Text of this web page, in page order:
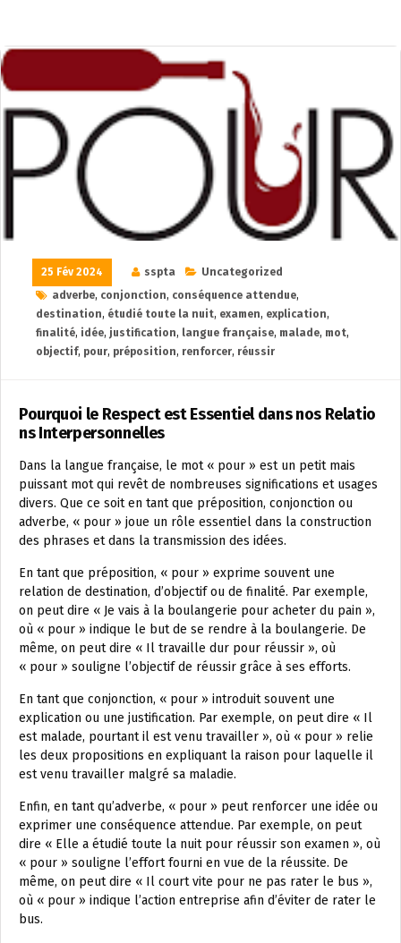
25 Fév 2024 sspta
Uncategorized
adverbe, conjonction, conséquence attendue,
destination, étudié toute la nuit, examen, explication,
finalité, idée, justification, langue française, malade, mot,
objectif, pour, préposition, renforcer, réussir
Pourquoi le Respect est Essentiel dans nos Relatio
ns Interpersonnelles
Dans la langue française, le mot « pour » est un petit mais
puissant mot qui revêt de nombreuses significations et usages
divers. Que ce soit en tant que préposition, conjonction ou
adverbe, « pour » joue un rôle essentiel dans la construction
des phrases et dans la transmission des idées.
En tant que préposition, « pour » exprime souvent une
relation de destination, d’objectif ou de finalité. Par exemple,
on peut dire « Je vais à la boulangerie pour acheter du pain »,
où « pour » indique le but de se rendre à la boulangerie. De
même, on peut dire « Il travaille dur pour réussir », où
« pour » souligne l’objectif de réussir grâce à ses efforts.
En tant que conjonction, « pour » introduit souvent une
explication ou une justification. Par exemple, on peut dire « Il
est malade, pourtant il est venu travailler », où « pour » relie
les deux propositions en expliquant la raison pour laquelle il
est venu travailler malgré sa maladie.
Enfin, en tant qu’adverbe, « pour » peut renforcer une idée ou
exprimer une conséquence attendue. Par exemple, on peut
dire « Elle a étudié toute la nuit pour réussir son examen », où
« pour » souligne l’effort fourni en vue de la réussite. De
même, on peut dire « Il court vite pour ne pas rater le bus »,
où « pour » indique l’action entreprise afin d’éviter de rater le
bus.